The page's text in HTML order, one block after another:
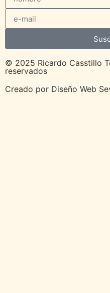
© 2025 Ricardo Casstillo
reservados
Creado por Diseño Web